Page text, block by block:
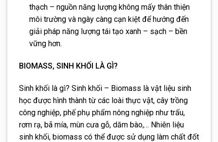
thạch – nguồn năng lượng không mấy thân thiện
môi trường và ngày càng cạn kiệt để hướng đến
giải pháp năng lượng tái tạo xanh – sạch – bền
vững hơn.
BIOMASS, SINH KHỐI LÀ GÌ?
Sinh khối là gì? Sinh khối – Biomass là vật liệu sinh
học được hình thành từ các loài thực vật, cây trồng
công nghiệp, phế phụ phẩm nông nghiệp như trấu,
rơm rạ, bã mía, mùn cưa gỗ, dăm bào,… Nhiên liệu
sinh khối, biomass có thể được sử dụng làm chất đốt